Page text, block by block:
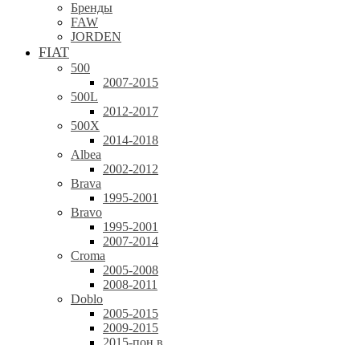
Бренды
FAW
JORDEN
FIAT
500
2007-2015
500L
2012-2017
500X
2014-2018
Albea
2002-2012
Brava
1995-2001
Bravo
1995-2001
2007-2014
Croma
2005-2008
2008-2011
Doblo
2005-2015
2009-2015
2015-пон.в.